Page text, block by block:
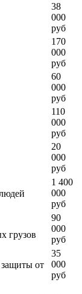
38
000
руб
170
000
руб
60
000
руб
110
000
руб
20
000
руб
1 400
000
руб
грузов
90
000
руб
от
35
000
руб